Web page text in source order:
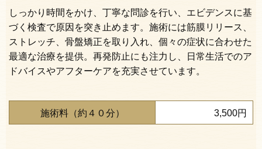
しっかり時間をかけ、 丁寧な問診を行い、エビデンスに基
づく検査で原因を突き止めます。施術には筋膜リリース、
ストレッチ、骨盤矯正を取り入れ、個々の症状に合わせた
最適な治療を提供。再発防止にも注力し、日常生活でのア
ドバイスやアフターケアを充実させています。
施術料（約４０分） 3,500円